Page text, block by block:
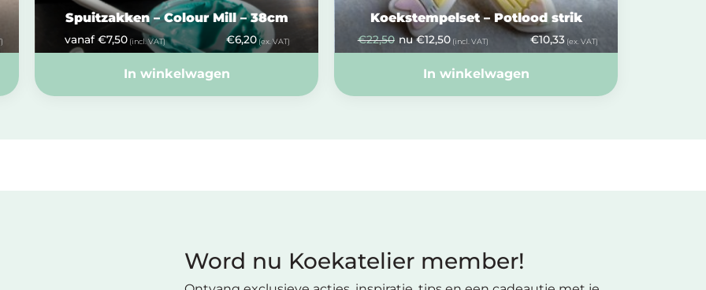
Spuitzakken – Colour Mill – 38cm
vanaf €7,50(incl. VAT) €6,20(ex. VAT)
In winkelwagen
Koekstempelset – Potlood strik
€22,50 nu €12,50(incl. VAT) €10,33 (ex. VAT)
In winkelwagen
Word nu Koekatelier member!